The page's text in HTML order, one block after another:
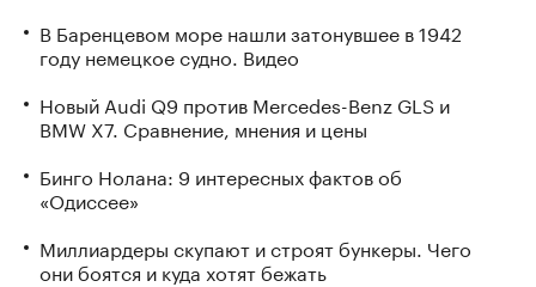
В Баренцевом море нашли затонувшее в 1942
году немецкое судно. Видео
Новый Audi Q9 против Mercedes-Benz GLS и
BMW X7. Сравнение, мнения и цены
Бинго Нолана: 9 интересных фактов об
«Одиссее»
Миллиардеры скупают и строят бункеры. Чего
они боятся и куда хотят бежать